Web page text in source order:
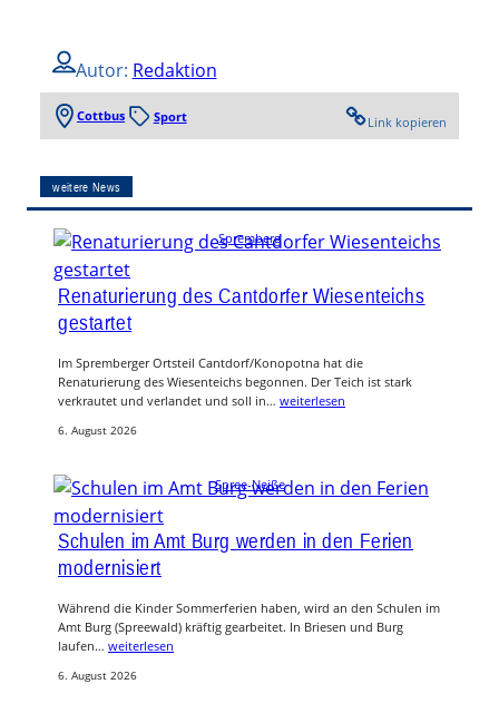
Autor: Redaktion
Cottbus Sport Link kopieren
weitere News
Spremberg
Renaturierung des Cantdorfer Wiesenteichs
gestartet
Im Spremberger Ortsteil Cantdorf/Konopotna hat die
Renaturierung des Wiesenteichs begonnen. Der Teich ist stark
verkrautet und verlandet und soll in… weiterlesen
6. August 2026
Spree-Neiße
Schulen im Amt Burg werden in den Ferien
modernisiert
Während die Kinder Sommerferien haben, wird an den Schulen im
Amt Burg (Spreewald) kräftig gearbeitet. In Briesen und Burg
laufen… weiterlesen
6. August 2026